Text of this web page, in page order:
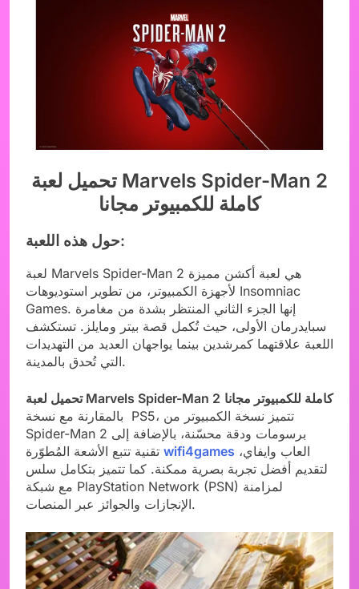
تحميل لعبة Marvels Spider-Man 2
كاملة للكمبيوتر مجانا
حول هذه اللعبة:
لعبة Marvels Spider-Man 2 هي لعبة أكشن مميزة
لأجهزة الكمبيوتر، من تطوير استوديوهات Insomniac
Games. إنها الجزء الثاني المنتظر بشدة من مغامرة
سبايدرمان الأولى، حيث تُكمل قصة بيتر ومايلز. تستكشف
اللعبة علاقتهما كمرشدين بينما يواجهان العديد من التهديدات
التي تُحدق بالمدينة.
تحميل لعبة Marvels Spider-Man 2 كاملة للكمبيوتر مجانا
بالمقارنة مع نسخة PS5، تتميز نسخة الكمبيوتر من
Spider-Man 2 برسومات ودقة محسّنة، بالإضافة إلى
wifi4games
لتقديم أفضل تجربة بصرية ممكنة. كما تتميز بتكامل سلس
مع شبكة PlayStation Network (PSN) لمزامنة
الإنجازات والجوائز عبر المنصات.